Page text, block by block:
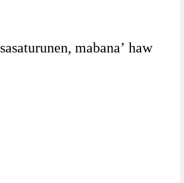
sasaturunen, mabana’ haw